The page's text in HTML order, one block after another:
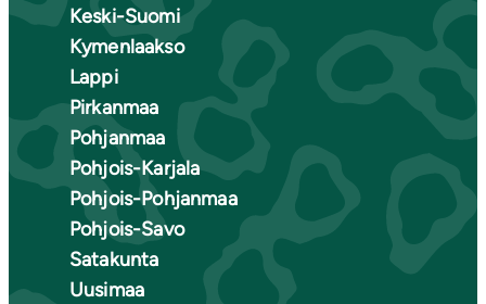
Keski-Suomi
Kymenlaakso
Lappi
Pirkanmaa
Pohjanmaa
Pohjois-Karjala
Pohjois-Pohjanmaa
Pohjois-Savo
Satakunta
Uusimaa